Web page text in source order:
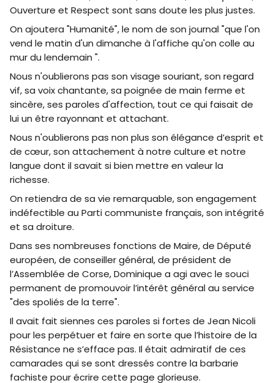
Ouverture et Respect sont sans doute les plus justes.
On ajoutera "Humanité", le nom de son journal "que l'on
vend le matin d'un dimanche à l'affiche qu'on colle au
mur du lendemain ".
Nous n'oublierons pas son visage souriant, son regard
vif, sa voix chantante, sa poignée de main ferme et
sincère, ses paroles d'affection, tout ce qui faisait de
lui un être rayonnant et attachant.
Nous n'oublierons pas non plus son élégance d’esprit et
de cœur, son attachement à notre culture et notre
langue dont il savait si bien mettre en valeur la
richesse.
On retiendra de sa vie remarquable, son engagement
indéfectible au Parti communiste français, son intégrité
et sa droiture.
Dans ses nombreuses fonctions de Maire, de Député
européen, de conseiller général, de président de
l’Assemblée de Corse, Dominique a agi avec le souci
permanent de promouvoir l’intérêt général au service
"des spoliés de la terre".
Il avait fait siennes ces paroles si fortes de Jean Nicoli
pour les perpétuer et faire en sorte que l’histoire de la
Résistance ne s’efface pas. Il était admiratif de ces
camarades qui se sont dressés contre la barbarie
fachiste pour écrire cette page glorieuse.